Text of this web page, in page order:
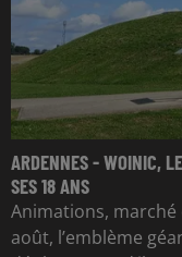
ARDENNES - WOINIC,
SES 18 ANS
Animations, marché
août, l’emblème